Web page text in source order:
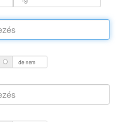
de nem